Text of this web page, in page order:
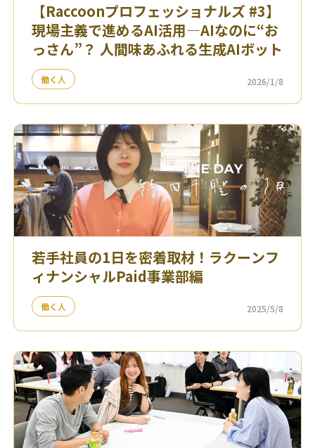
【Raccoonプロフェッショナルズ #3】
現場主義で進めるAI活用—AIなのに“お
っさん”？ 人間味あふれる生成AIボット
働く人 2026/1/8
若手社員の1日を密着取材！ラクーンフ
ィナンシャルPaid事業部編
働く人 2025/5/8